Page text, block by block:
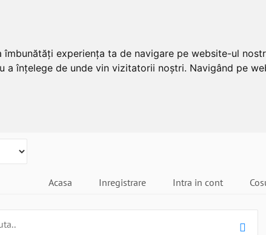
experiența ta de navigare pe website-ul
înțelege de unde vin vizitatorii noștri. Navigând pe
Acasa Inregistrare Intra in cont